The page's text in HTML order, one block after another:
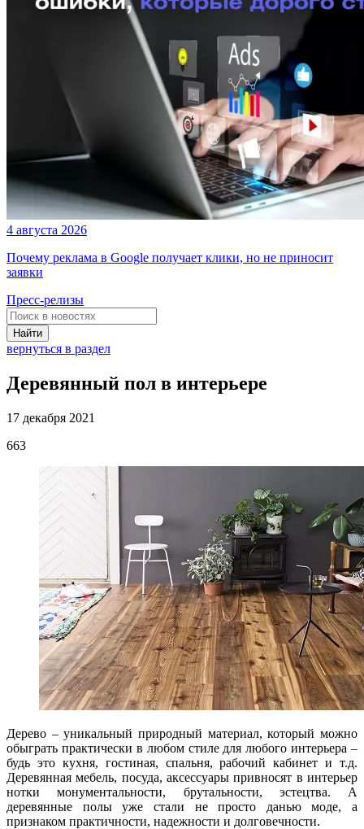
4 августа 2026
Почему реклама в Google получает клики, но не приносит
заявки
Пресс-релизы
Найти
вернуться в раздел
Деревянный пол в интерьере
17 декабря 2021
663
Дерево – уникальный природный материал, который можно
обыграть практически в любом стиле для любого интерьера –
будь это кухня, гостиная, спальня, рабочий кабинет и т.д.
Деревянная мебель, посуда, аксессуары привносят в интерьер
нотки монументальности, брутальности, эстецтва. А
деревянные полы уже стали не просто данью моде, а
признаком практичности, надежности и долговечности.